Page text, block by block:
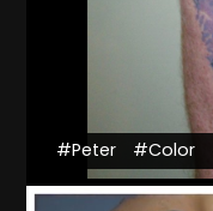
#Peter #Color